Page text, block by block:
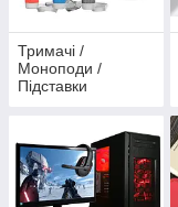
Тримачі /
Моноподи /
Підставки